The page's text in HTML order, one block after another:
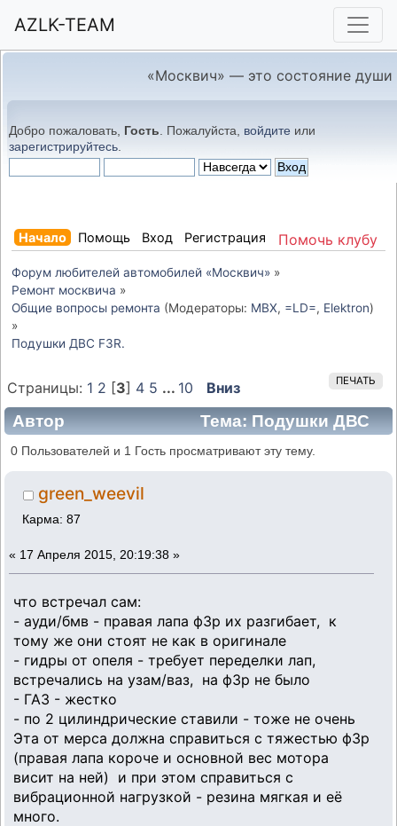
AZLK-TEAM
«Москвич» — это состояние души
Добро пожаловать, Гость . Пожалуйста, войдите или
зарегистрируйтесь
Помочь клубу
Начало Помощь Вход Регистрация
Форум любителей автомобилей «Москвич» »
Ремонт москвича »
Общие вопросы ремонта (Модераторы: MBX, =LD=, Elektron)
»
Подушки ДВС F3R.
ПЕЧАТЬ
Страницы: 1 2 [3] 4 5 ... 10 Вниз
Автор
Тема: Подушки ДВС
F3R. (Прочитано 49201 раз)
0 Пользователей и 1 Гость просматривают эту тему.
green_weevil
Карма: 87
« 17 Апреля 2015, 20:19:38 »
что встречал сам:
- ауди/бмв - правая лапа ф3р их разгибает, к
тому же они стоят не как в оригинале
- гидры от опеля - требует переделки лап,
встречались на узам/ваз, на ф3р не было
- ГАЗ - жестко
- по 2 цилиндрические ставили - тоже не очень
Эта от мерса должна справиться с тяжестью ф3р
(правая лапа короче и основной вес мотора
висит на ней) и при этом справиться с
вибрационной нагрузкой - резина мягкая и её
много.